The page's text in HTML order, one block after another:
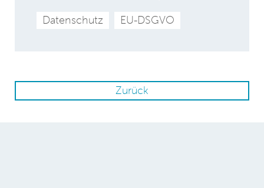
Datenschutz EU-DSGVO
Zurück